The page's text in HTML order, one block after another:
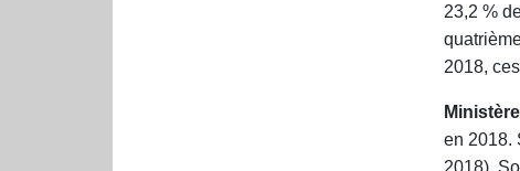
23,2 %
2018,
en 2018.
2018),